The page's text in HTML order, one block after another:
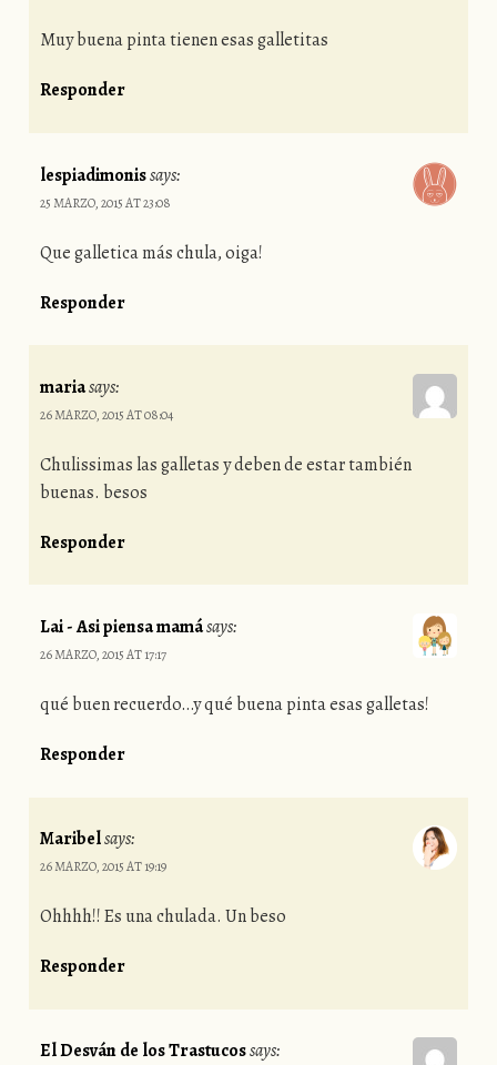
Muy buena pinta tienen esas galletitas
Responder
lespiadimonissays:
25 MARZO, 2015 AT 23:08
Que galletica más chula, oiga!
Responder
mariasays:
26 MARZO, 2015 AT 08:04
Chulissimas las galletas y deben de estar también
buenas. besos
Responder
Lai - Asi piensa mamásays:
26 MARZO, 2015 AT 17:17
qué buen recuerdo…y qué buena pinta esas galletas!
Responder
Maribelsays:
26 MARZO, 2015 AT 19:19
Ohhhh!! Es una chulada. Un beso
Responder
El Desván de los Trastucossays: